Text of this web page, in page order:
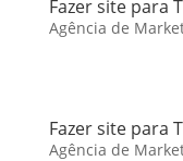
Fazer site para
Agência de
Fazer site para
Agência de